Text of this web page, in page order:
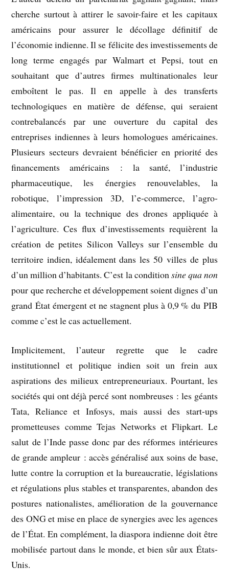
cherche surtout à attirer le savoir-faire et les capitaux
américains pour assurer le décollage définitif de
l’économie indienne. Il se félicite des investissements de
long terme engagés par Walmart et Pepsi, tout en
souhaitant que d’autres firmes multinationales leur
emboîtent le pas. Il en appelle à des transferts
technologiques en matière de défense, qui seraient
contrebalancés par une ouverture du capital des
entreprises indiennes à leurs homologues américaines.
Plusieurs secteurs devraient bénéficier en priorité des
financements américains : la santé, l’industrie
pharmaceutique, les énergies renouvelables, la
robotique, l’impression 3D, l’e-commerce, l’agro-
alimentaire, ou la technique des drones appliquée à
l’agriculture. Ces flux d’investissements requièrent la
création de petites Silicon Valleys sur l’ensemble du
territoire indien, idéalement dans les 50 villes de plus
d’un million d’habitants. C’est la conditionsine qua non
pour que recherche et développement soient dignes d’un
grand État émergent et ne stagnent plus à 0,9 % du PIB
comme c’est le cas actuellement.
Implicitement, l’auteur regrette que le cadre
institutionnel et politique indien soit un frein aux
aspirations des milieux entrepreneuriaux. Pourtant, les
sociétés qui ont déjà percé sont nombreuses : les géants
Tata, Reliance et Infosys, mais aussi des start-ups
prometteuses comme Tejas Networks et Flipkart. Le
salut de l’Inde passe donc par des réformes intérieures
de grande ampleur : accès généralisé aux soins de base,
lutte contre la corruption et la bureaucratie, législations
et régulations plus stables et transparentes, abandon des
postures nationalistes, amélioration de la gouvernance
des ONG et mise en place de synergies avec les agences
de l’État. En complément, la diaspora indienne doit être
mobilisée partout dans le monde, et bien sûr aux États-
Unis.